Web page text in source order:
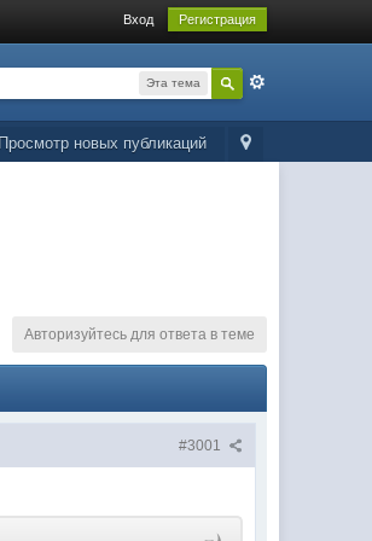
Вход Регистрация
Эта тема
Просмотр новых публикаций
Авторизуйтесь для ответа в теме
#3001